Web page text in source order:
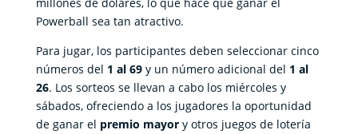
millones de dólares, lo que hace que ganar el
Powerball sea tan atractivo.
Para jugar, los participantes deben seleccionar cinco
números del 1 al 69y un número adicional del 1 al
26. Los sorteos se llevan a cabo los miércoles y
sábados, ofreciendo a los jugadores la oportunidad
de ganar el premio mayory otros juegos de lotería